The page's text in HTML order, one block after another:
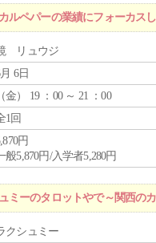
ルペパーの業績にフォーカス
リュウジ
6日
（金） 19 ：00 ～ 21 ：00
1回
円
般5,870円/入学者5,280円
ミーのタロットやで～関西の
クシュミー